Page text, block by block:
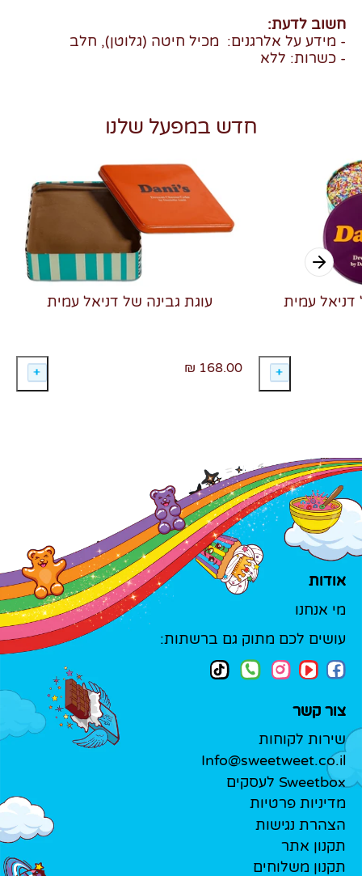
חשוב לדעת:
- מידע על אלרגנים: מכיל חיטה (גלוטן), חלב
- כשרות: ללא
חדש במפעל שלנו
עוגת גבינה של דניאל עמית
168.00 ₪
דניאל עמית
אודות
מי אנחנו
עושים לכם מתוק גם ברשתות:
צור קשר
שירות לקוחות
Info@sweetweet.co.il
Sweetbox לעסקים
מדיניות פרטיות
הצהרת נגישות
תקנון אתר
תקנון משלוחים